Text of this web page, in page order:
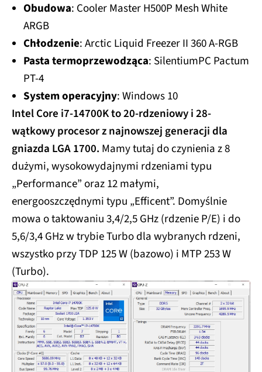
Obudowa: Cooler Master H500P Mesh White
ARGB
Chłodzenie: Arctic Liquid Freezer II 360 A-RGB
Pasta termoprzewodząca: SilentiumPC Pactum
PT-4
System operacyjny: Windows 10
Intel Core i7-14700K to 20-rdzeniowy i 28-
wątkowy procesor z najnowszej generacji dla
gniazda LGA 1700. Mamy tutaj do czynienia z 8
dużymi, wysokowydajnymi rdzeniami typu
„Performance” oraz 12 małymi,
energooszczędnymi typu „Efficent”. Domyślnie
mowa o taktowaniu 3,4/2,5 GHz (rdzenie P/E) i do
5,6/3,4 GHz w trybie Turbo dla wybranych rdzeni,
wszystko przy TDP 125 W (bazowo) i MTP 253 W
(Turbo).